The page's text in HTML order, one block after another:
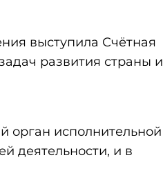
выступила Счётная
развития страны и
орган исполнительной
деятельности, и в